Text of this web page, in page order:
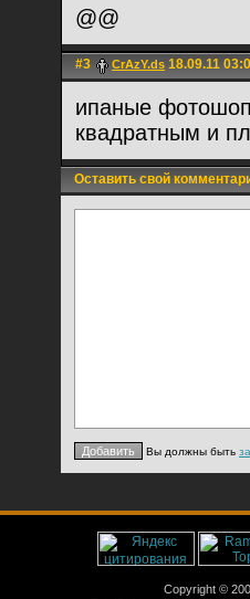
@@
#3 CrAzY.ds 18.09.11
ипаные
квадратным и
Оставить свой
Вы должны быть
Copyright ©